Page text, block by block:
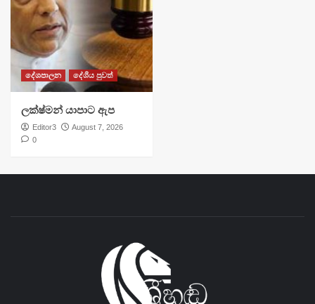
දේශපාලන දේශීය පුවත්
ලක්ෂ්මන් යාපාට ඇප
Editor3
August 7, 2026
0